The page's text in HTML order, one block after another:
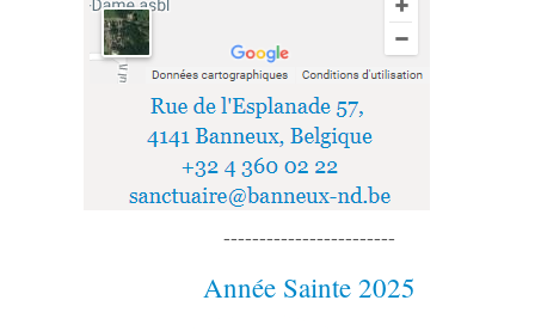
------------------------
Année Sainte 2025